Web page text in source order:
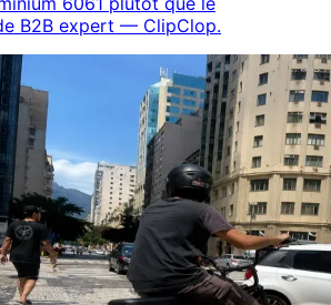
B2B expert — ClipClop.